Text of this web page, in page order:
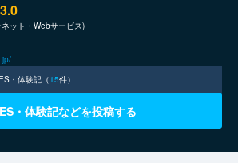
3.0
ット・Webサービス)
ES・体験記（15件）
ES・体験記などを投稿する